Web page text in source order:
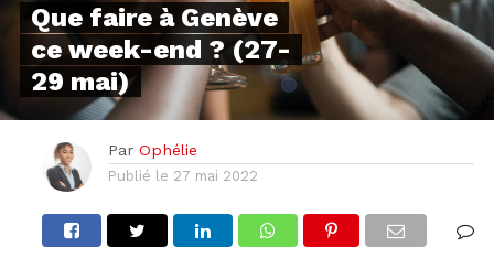
Que faire à Genève
ce week-end ? (27-
29 mai)
Par Ophélie
Publié le 27 mai 2022